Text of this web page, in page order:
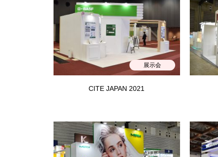
展示会
CITE JAPAN 2021